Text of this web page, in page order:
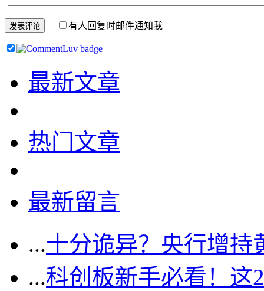
有人回复时邮件通知我
最新文章
热门文章
最新留言
...十分诡异？央行增持
...科创板新手必看！这